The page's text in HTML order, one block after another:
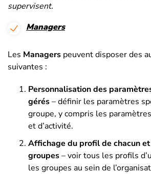
supervisent.
Managers
Les Managers peuvent disposer des
suivantes :
Personnalisation des
gérés– définir les paramètres
groupe, y compris les
et d’activité.
Affichage du profil de chacun
groupes–voir tous les profils
les groupes au sein de